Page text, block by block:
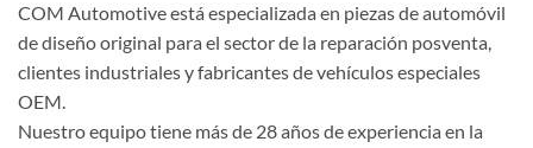
COM Automotive está especializada en piezas de automóvil
de diseño original para el sector de la reparación posventa,
clientes industriales y fabricantes de vehículos especiales
OEM.
Nuestro equipo tiene más de 28 años de experiencia en la